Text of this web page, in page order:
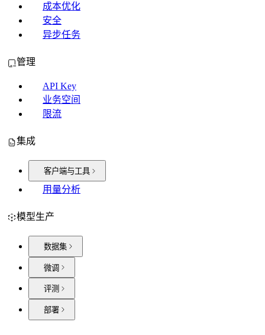
成本优化
安全
异步任务
管理
API Key
业务空间
限流
集成
客户端与工具
用量分析
模型生产
数据集
微调
评测
部署